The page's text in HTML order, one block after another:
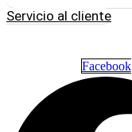
Servicio al cliente
Facebook